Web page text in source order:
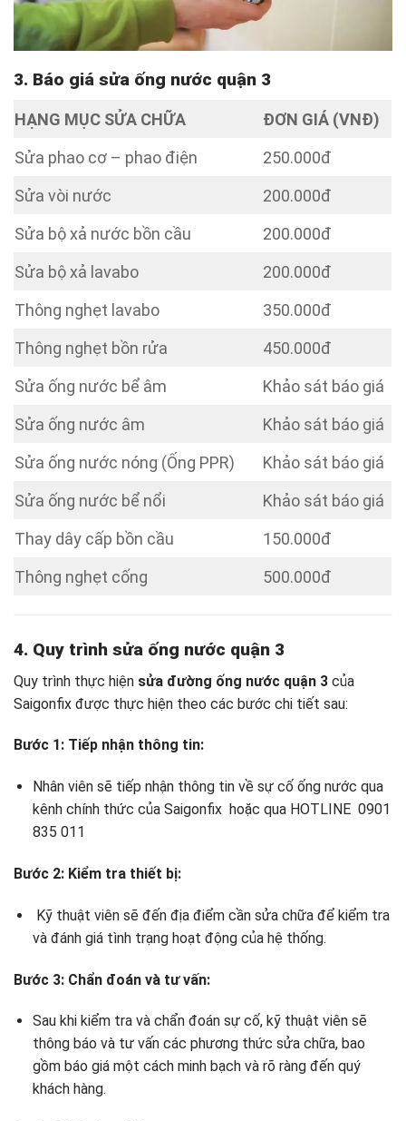
3. Báo giá sửa ống nước quận 3
HẠNG MỤC SỬA CHỮA
ĐƠN GIÁ (VNĐ)
Sửa phao cơ – phao điện
250.000đ
Sửa vòi nước
200.000đ
Sửa bộ xả nước bồn cầu
200.000đ
Sửa bộ xả lavabo
200.000đ
Thông nghẹt lavabo
350.000đ
Thông nghẹt bồn rửa
450.000đ
Sửa ống nước bể âm
Khảo sát báo giá
Sửa ống nước âm
Khảo sát báo giá
Sửa ống nước nóng (Ống PPR)
Khảo sát báo giá
Sửa ống nước bể nổi
Khảo sát báo giá
Thay dây cấp bồn cầu
150.000đ
Thông nghẹt cống
500.000đ
4. Quy trình sửa ống nước quận 3
Quy trình thực hiện sửa đường ống nước quận 3 của
Saigonfix được thực hiện theo các bước chi tiết sau:
Bước 1: Tiếp nhận thông tin:
Nhân viên sẽ tiếp nhận thông tin về sự cố ống nước qua
kênh chính thức của Saigonfix hoặc qua HOTLINE 0901
835 011
Bước 2: Kiểm tra thiết bị:
Kỹ thuật viên sẽ đến địa điểm cần sửa chữa để kiểm tra
và đánh giá tình trạng hoạt động của hệ thống.
Bước 3: Chẩn đoán và tư vấn:
Sau khi kiểm tra và chẩn đoán sự cố, kỹ thuật viên sẽ
thông báo và tư vấn các phương thức sửa chữa, bao
gồm báo giá một cách minh bạch và rõ ràng đến quý
khách hàng.